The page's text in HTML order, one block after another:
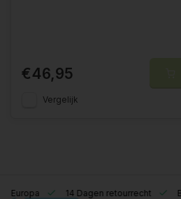
€46,95
Vergelijk
Europa 14 Dagen retourrecht